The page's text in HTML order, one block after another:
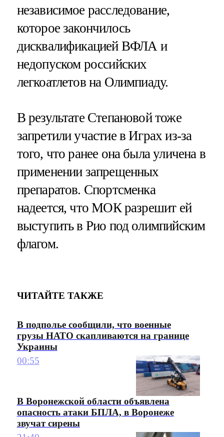
независимое расследование,
которое закончилось
дисквалификацией ВФЛА и
недопуском российских
легкоатлетов на Олимпиаду.
В результате Степановой тоже
запретили участие в Играх из-за
того, что ранее она была уличена в
применении запрещенных
препаратов. Спортсменка
надеется, что МОК разрешит ей
выступить в Рио под олимпийским
флагом.
ЧИТАЙТЕ ТАКЖЕ
В подполье сообщили, что военные
грузы НАТО скапливаются на границе
Украины
00:55
В Воронежской области объявлена
опасность атаки БПЛА, в Воронеже
звучат сирены